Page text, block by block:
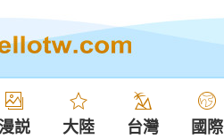
説 大陸 台灣 國際